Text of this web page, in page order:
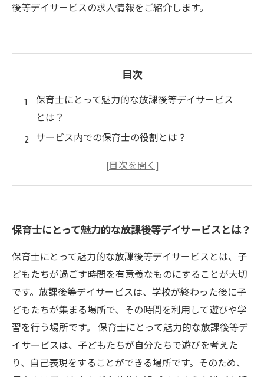
後等デイサービスの求人情報をご紹介します。
目次
保育士にとって魅力的な放課後等デイサービス
とは？
サービス内での保育士の役割とは？
充実した研修制度がある！
保育士にとって魅力的な放課後等デイサービスとは？
保育士にとって魅力的な放課後等デイサービスとは、子
どもたちが過ごす時間を有意義なものにすることが大切
です。放課後等デイサービスは、学校が終わった後に子
どもたちが集まる場所で、その時間を利用して遊びや学
習を行う場所です。 保育士にとって魅力的な放課後等デ
イサービスは、子どもたちが自分たちで遊びを考えた
り、自己表現をすることができる場所です。そのため、